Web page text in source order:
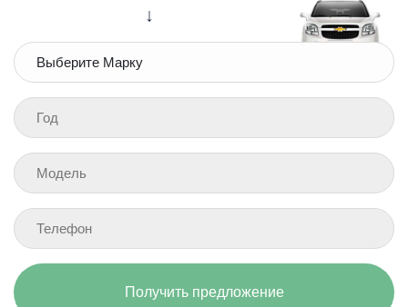
↓
Получить предложение